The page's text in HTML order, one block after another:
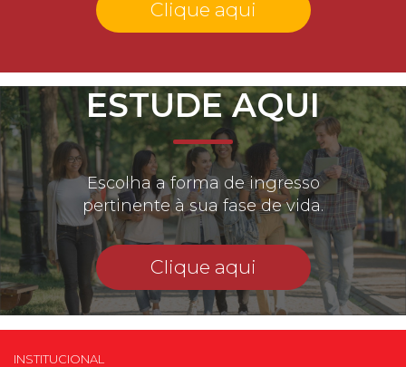
Clique aqui
ESTUDE AQUI
Escolha a forma de ingresso
pertinente à sua fase de vida.
Clique aqui
INSTITUCIONAL